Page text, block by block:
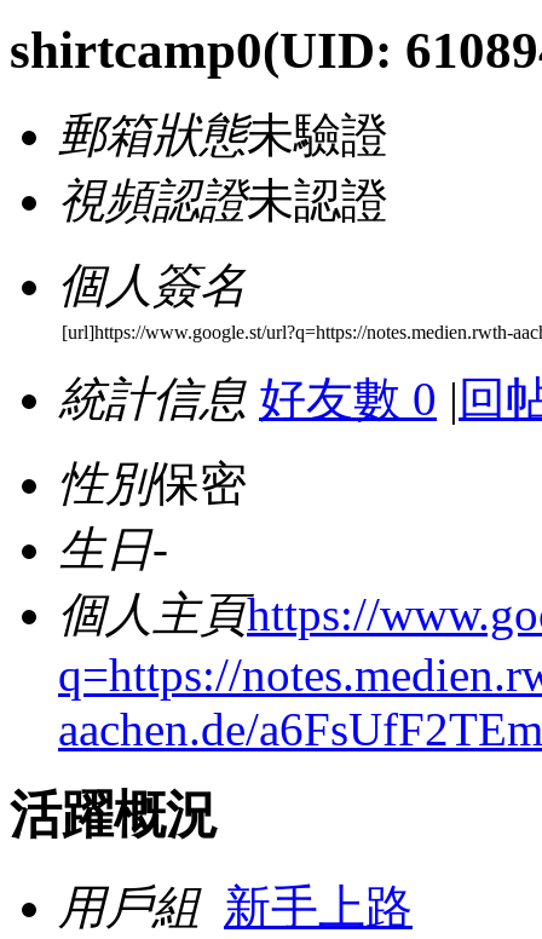
shirtcamp0(UID:
郵箱狀態未驗證
視頻認證未認證
個人簽名
[url]https://www.google.st/url?q=https://notes.medien.rwth-
統計信息 好友數 0 | 回
性別保密
生日-
個人主頁https://
q=https://
aachen.de/
活躍概況
用戶組 新手上路